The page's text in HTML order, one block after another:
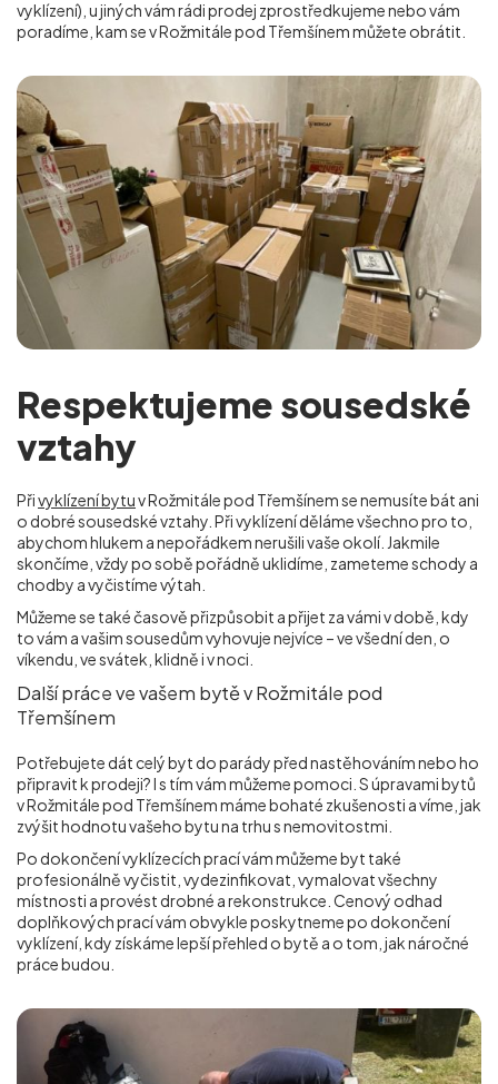
vyklízení), u jiných vám rádi prodej zprostředkujeme nebo vám
poradíme, kam sev Rožmitále pod Třemšínemmůžete obrátit.
Respektujeme sousedské
vztahy
Přivyklízení bytuv Rožmitále pod Třemšínem se nemusíte bát ani
o dobré sousedské vztahy. Při vyklízení děláme všechno pro to,
abychom hlukem a nepořádkem nerušili vaše okolí. Jakmile
skončíme, vždy po sobě pořádně uklidíme, zameteme schody a
chodby a vyčistíme výtah.
Můžeme se také časově přizpůsobit a přijet za vámi v době, kdy
to vám a vašim sousedům vyhovuje nejvíce – ve všední den, o
víkendu, ve svátek, klidně i v noci.
Další práce ve vašem bytě v Rožmitále pod
Třemšínem
Potřebujete dát celý byt do parády před nastěhováním nebo ho
připravit k prodeji? I s tím vám můžeme pomoci. S úpravami bytů
v Rožmitále pod Třemšínem máme bohaté zkušenosti a víme, jak
zvýšit hodnotu vašeho bytu na trhu s nemovitostmi.
Po dokončení vyklízecích prací vám můžeme byt také
profesionálně vyčistit, vydezinfikovat, vymalovat všechny
místnosti a provést drobné a rekonstrukce. Cenový odhad
doplňkových prací vám obvykle poskytneme po dokončení
vyklízení, kdy získáme lepší přehled o bytě a o tom, jak náročné
práce budou.